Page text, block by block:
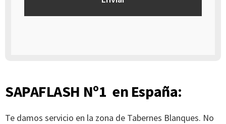
SAPAFLASH Nº1 en España:
Te damos servicio en la zona de Tabernes Blanques. No